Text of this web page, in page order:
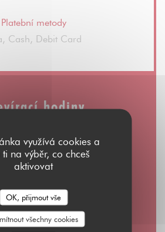
využívá cookies a
na výběr, co chceš
aktivovat
OK, přijmout vše
všechny cookies
Platební metody
Cash, Debit Card
hodiny
Pon-Čt
Pátek